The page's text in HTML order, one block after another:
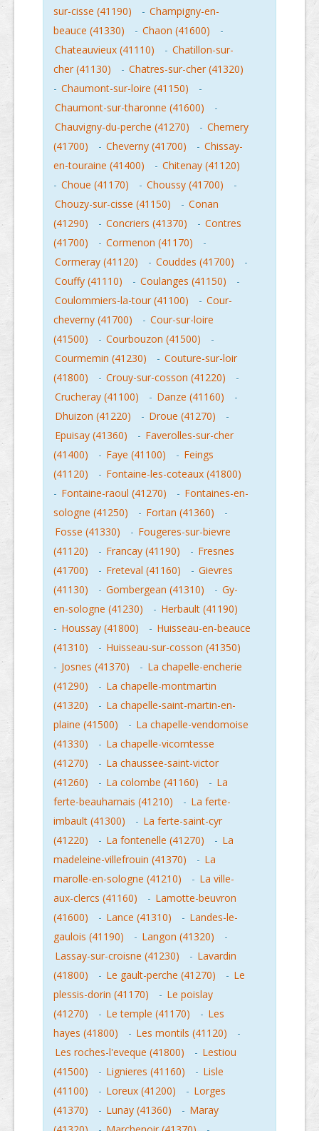
sur-cisse (41190)
- Champigny-en-
beauce (41330)
- Chaon (41600)
-
Chateauvieux (41110)
- Chatillon-sur-
cher (41130)
- Chatres-sur-cher (41320)
- Chaumont-sur-loire (41150)
-
Chaumont-sur-tharonne (41600)
-
Chauvigny-du-perche (41270)
- Chemery
(41700)
- Cheverny (41700) - Chissay-
en-touraine (41400)
- Chitenay (41120)
- Choue (41170) - Choussy (41700)
-
Chouzy-sur-cisse (41150)
- Conan
(41290)
- Concriers (41370) - Contres
(41700)
- Cormenon (41170)
-
Cormeray (41120)
- Couddes (41700)
-
Couffy (41110)
- Coulanges (41150)
-
Coulommiers-la-tour (41100)
- Cour-
cheverny (41700)
- Cour-sur-loire
(41500)
- Courbouzon (41500)
-
Courmemin (41230)
- Couture-sur-loir
(41800)
- Crouy-sur-cosson (41220)
-
Crucheray (41100)
- Danze (41160)
-
Dhuizon (41220)
- Droue (41270)
-
Epuisay (41360)
- Faverolles-sur-cher
(41400)
- Faye (41100) - Feings
(41120)
- Fontaine-les-coteaux (41800)
- Fontaine-raoul (41270) - Fontaines-en-
sologne (41250)
- Fortan (41360)
-
Fosse (41330)
- Fougeres-sur-bievre
(41120)
- Francay (41190) - Fresnes
(41700)
- Freteval (41160) - Gievres
(41130)
- Gombergean (41310) - Gy-
en-sologne (41230)
- Herbault (41190)
- Houssay (41800) - Huisseau-en-beauce
(41310)
- Huisseau-sur-cosson (41350)
- Josnes (41370) - La chapelle-encherie
(41290)
- La chapelle-montmartin
(41320)
- La chapelle-saint-martin-en-
plaine (41500)
- La chapelle-vendomoise
(41330)
- La chapelle-vicomtesse
(41270)
- La chaussee-saint-victor
(41260)
- La colombe (41160) - La
ferte-beauharnais (41210)
- La ferte-
imbault (41300)
- La ferte-saint-cyr
(41220)
- La fontenelle (41270) - La
madeleine-villefrouin (41370)
- La
marolle-en-sologne (41210)
- La ville-
aux-clercs (41160)
- Lamotte-beuvron
(41600)
- Lance (41310) - Landes-le-
gaulois (41190)
- Langon (41320)
-
Lassay-sur-croisne (41230)
- Lavardin
(41800)
- Le gault-perche (41270) - Le
plessis-dorin (41170)
- Le poislay
(41270)
- Le temple (41170) - Les
hayes (41800)
- Les montils (41120)
-
Les roches-l'eveque (41800)
- Lestiou
(41500)
- Lignieres (41160) - Lisle
(41100)
- Loreux (41200) - Lorges
(41370)
- Lunay (41360) - Maray